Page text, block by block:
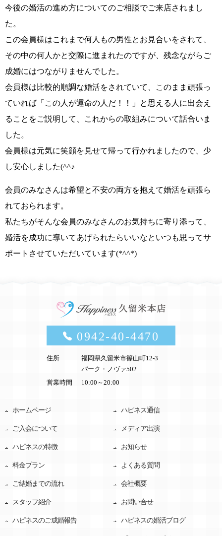
今後の婚活の進め方についてのご相談でご来店されまし
た。
この会員様はこれまで何人もの男性とお見合いをされて、
その中の何人かと交際に進まれたのですが、残念ながらご
成婚にはつながりませんでした。
会員様は比較的順調な婚活をされていて、このまま頑張っ
ていれば 「この人が運命の人だ！！」
と思える人に出会え
ることをご説明して、これからの取組みについて話合いま
した。
会員様は元気に笑顔を見せて帰って行かれましたので、少
し安心しました(^^♪
会員のみなさんは希望と不安の両方を抱えて婚活を頑張ら
れておられます。
私たちがそんな会員のみなさんのお気持ちに寄り添って、
婚活を成功に導いてあげられたらいいなといつも思ってサ
ポートさせていただいています(*^^*)
0942-40-4470
住所
福岡県久留米市篠山町12-3
パーク・ノヴァ502
営業時間
10:00～20:00
ホームページ
ご入会について
ハピネスの特徴
料金プラン
ご結婚までの流れ
スタッフ紹介
ハピネスのご成婚報告
ハピネス通信
メディア出演
お知らせ
よくある質問
会社概要
お問い合せ
ハピネスの婚活ブログ